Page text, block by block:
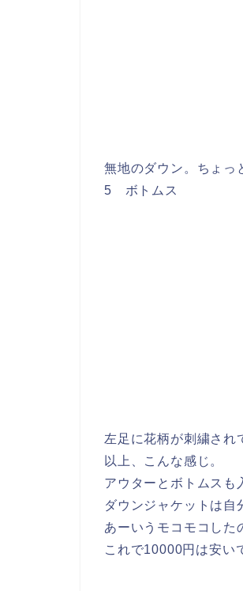
無地のダウン。ちょっ
5 ボトムス
左足に花柄が刺繍され
以上、こんな感じ。
アウターとボトムスも
ダウンジャケットは自
あーいうモコモコした
これで10000円は安い